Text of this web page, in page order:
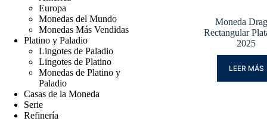
Moneda
Rectangular
2025
LEER MÁS
Europa
Monedas del Mundo
Monedas Más Vendidas
Platino y Paladio
Lingotes de Paladio
Lingotes de Platino
Monedas de Platino y
Paladio
Casas de la Moneda
Serie
Refinería